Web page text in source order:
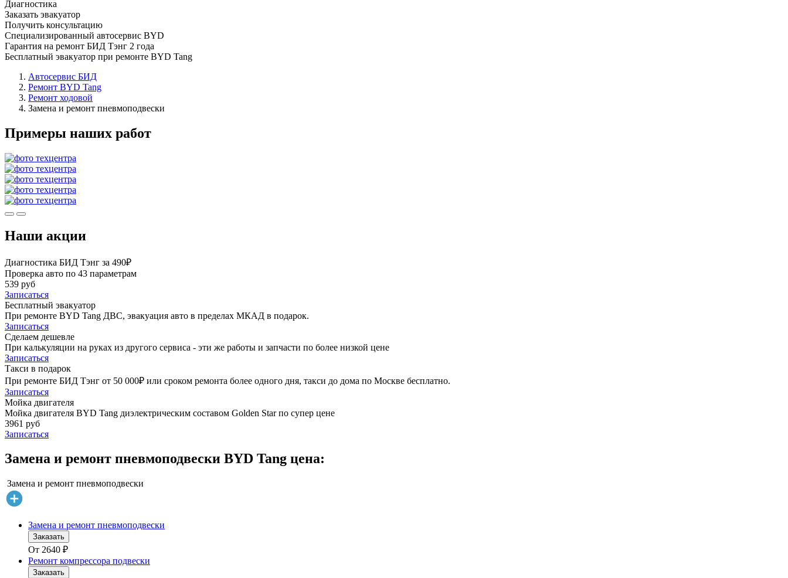
Диагностика
Заказать эвакуатор
Получить консультацию
Специализированный автосервис BYD
Гарантия на ремонт БИД Тэнг 2 года
Бесплатный эвакуатор при ремонте BYD Tang
Автосервис БИД
Ремонт BYD Tang
Ремонт ходовой
Замена и ремонт пневмоподвески
Примеры наших работ
Наши акции
Диагностика БИД Тэнг за 490₽
Проверка авто по 43 параметрам
539 руб
Записаться
Бесплатный эвакуатор
При ремонте BYD Tang ДВС, эвакуация авто в пределах МКАД в подарок.
Записаться
Сделаем дешевле
При калькуляции на руках из другого сервиса - эти же работы и запчасти по более низкой цене
Записаться
Такси в подарок
При ремонте БИД Тэнг от 50 000₽ или сроком ремонта более одного дня, такси до дома по Москве бесплатно.
Записаться
Мойка двигателя
Мойка двигателя BYD Tang диэлектрическим составом Golden Star по супер цене
3961 руб
Записаться
Замена и ремонт пневмоподвески BYD Tang цена:
Замена и ремонт пневмоподвески
Замена и ремонт пневмоподвески
Заказать
От 2640 ₽
Ремонт компрессора подвески
Заказать